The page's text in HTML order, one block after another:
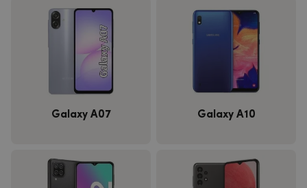
Galaxy A07 Galaxy A10